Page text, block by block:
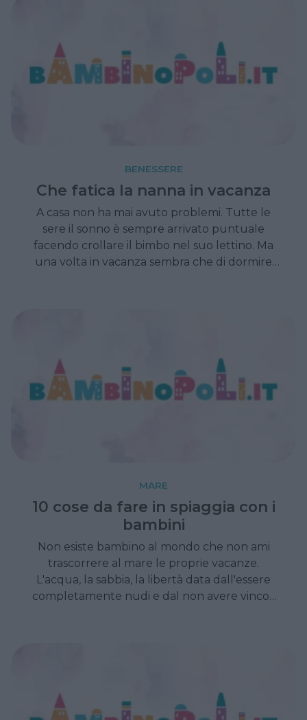
BENESSERE
Che fatica la nanna in vacanza
A casa non ha mai avuto problemi. Tutte le
sere il sonno è sempre arrivato puntuale
facendo crollare il bimbo nel suo lettino. Ma
una volta in vacanza sembra che di dormire
MARE
10 cose da fare in spiaggia con i
bambini
Non esiste bambino al mondo che non ami
trascorrere al mare le proprie vacanze.
L'acqua, la sabbia, la libertà data dall'essere
completamente nudi e dal non avere vincoli